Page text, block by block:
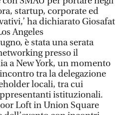
startup, corporate ed
ha dichiarato Giosafat
Angeles
è stata una serata
presso il
a New York, un momento
tra la delegazione
locali, tra cui
istituzionali.
Loft in Union Square